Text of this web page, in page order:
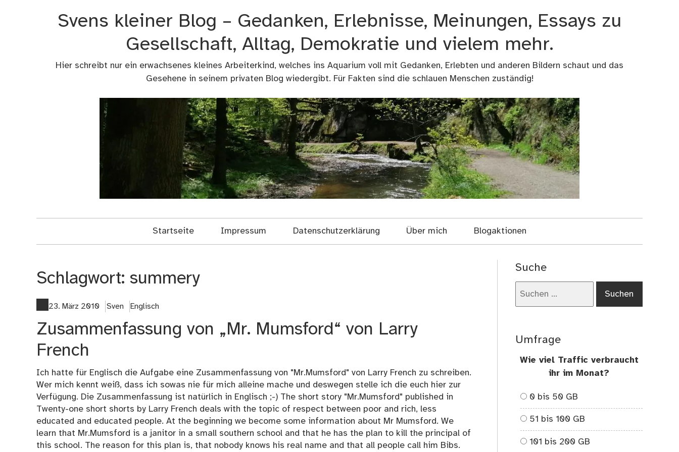
Svens kleiner Blog – Gedanken, Erlebnisse, Meinungen, Essays zu
Gesellschaft, Alltag, Demokratie und vielem mehr.
Hier schreibt nur ein erwachsenes kleines Arbeiterkind, welches ins Aquarium voll mit Gedanken, Erlebten und anderen Bildern schaut und das
Gesehene in seinem privaten Blog wiedergibt. Für Fakten sind die schlauen Menschen zuständig!
Startseite Impressum Datenschutzerklärung Über mich Blogaktionen
Schlagwort: summery
23. März 2010 Sven Englisch
Zusammenfassung von „Mr. Mumsford“ von Larry
French
Ich hatte für Englisch die Aufgabe eine Zusammenfassung von "Mr.Mumsford" von Larry French zu schreiben.
Wer mich kennt weiß, dass ich sowas nie für mich alleine mache und deswegen stelle ich die euch hier zur
Verfügung. Die Zusammenfassung ist natürlich in Englisch ;-) The short story "Mr.Mumsford" published in
Twenty-one short shorts by Larry French deals with the topic of respect between poor and rich, less
educated and educated people. At the beginning we become some information about Mr Mumsford. We
learn that Mr.Mumsford is a janitor in a small southern school and that he has the plan to kill the principal of
this school. The reason for this plan is, that nobody knows his real name and that all people call him Bibs.
Suche
Umfrage
Wie viel Traffic verbraucht
ihr im Monat?
0 bis 50 GB
51 bis 100 GB
101 bis 200 GB